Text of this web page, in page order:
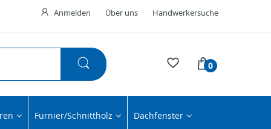
Anmelden Über uns Handwerkersuche
0
Furnier/Schnittholz Dachfenster